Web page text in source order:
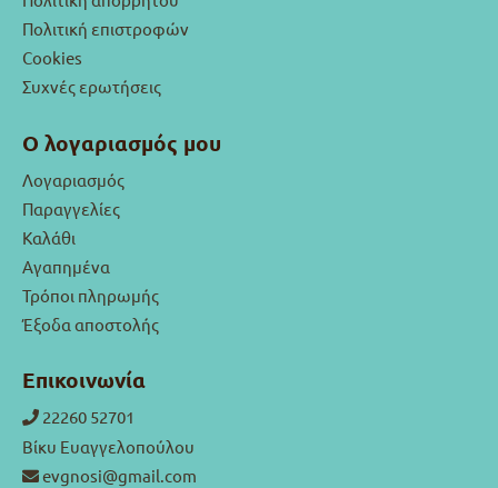
Πολιτική επιστροφών
Cookies
Συχνές ερωτήσεις
Ο λογαριασμός μου
Λογαριασμός
Παραγγελίες
Καλάθι
Αγαπημένα
Τρόποι πληρωμής
Έξοδα αποστολής
Επικοινωνία
22260 52701
Βίκυ Ευαγγελοπούλου
evgnosi@gmail.com